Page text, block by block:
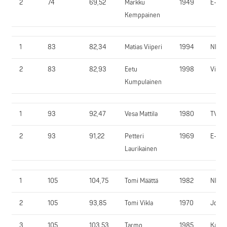
2 74 69,52
Markku
Kemppainen
1949 E-SV
1 83 82,34 Matias Viiperi 1994
2 83 82,93
Eetu
Kumpulainen
1998 ViitVi
1 93 92,47 Vesa Mattila 1980 TVN
2 93 91,22
Petteri
Laurikainen
1969 E-IT
1 105 104,75 Tomi Määttä 1982
2 105 93,85 Tomi Vikla 1970
3 105 103,53 Tarmo 1985 KajKu